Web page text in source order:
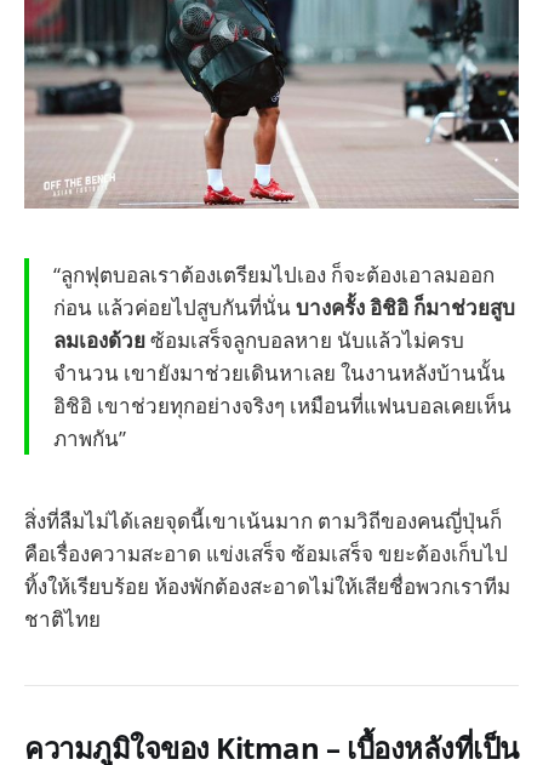
“ลูกฟุตบอลเราต้องเตรียมไปเอง ก็จะต้องเอาลมออก
ก่อน แล้วค่อยไปสูบกันที่นั่นบางครั้ง อิชิอิ ก็มาช่วยสูบ
ลมเองด้วยซ้อมเสร็จลูกบอลหาย นับแล้วไม่ครบ
จำนวน เขายังมาช่วยเดินหาเลย ในงานหลังบ้านนั้น
อิชิอิ เขาช่วยทุกอย่างจริงๆ เหมือนที่แฟนบอลเคยเห็น
ภาพกัน”
สิ่งที่ลืมไม่ได้เลยจุดนี้เขาเน้นมาก ตามวิถีของคนญี่ปุ่นก็
คือเรื่องความสะอาด แข่งเสร็จ ซ้อมเสร็จ ขยะต้องเก็บไป
ทิ้งให้เรียบร้อย ห้องพักต้องสะอาดไม่ให้เสียชื่อพวกเราทีม
ชาติไทย
ความภูมิใจของ Kitman – เบื้องหลังที่เป็น